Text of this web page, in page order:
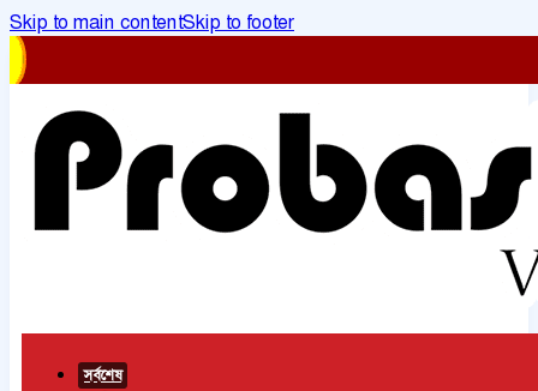
Skip to main contentSkip to footer
সর্বশেষ